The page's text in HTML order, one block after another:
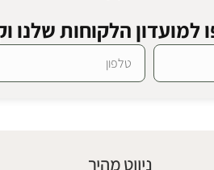
למועדון הלקוחות שלנו
ניווט מהיר